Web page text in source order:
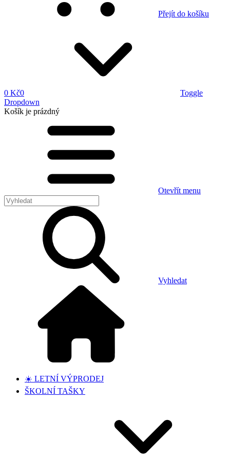
Přejít do košíku
0 Kč0
Toggle
Dropdown
Košík je prázdný
Otevřít menu
Vyhledat
☀️ LETNÍ VÝPRODEJ
ŠKOLNÍ TAŠKY